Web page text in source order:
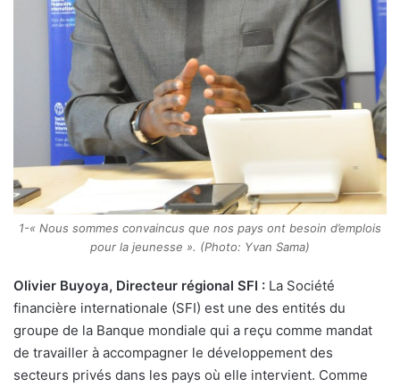
1-« Nous sommes convaincus que nos pays ont besoin d’emplois
pour la jeunesse ». (Photo: Yvan Sama)
Olivier Buyoya, Directeur régional SFI : La Société
financière internationale (SFI) est une des entités du
groupe de la Banque mondiale qui a reçu comme mandat
de travailler à accompagner le développement des
secteurs privés dans les pays où elle intervient. Comme